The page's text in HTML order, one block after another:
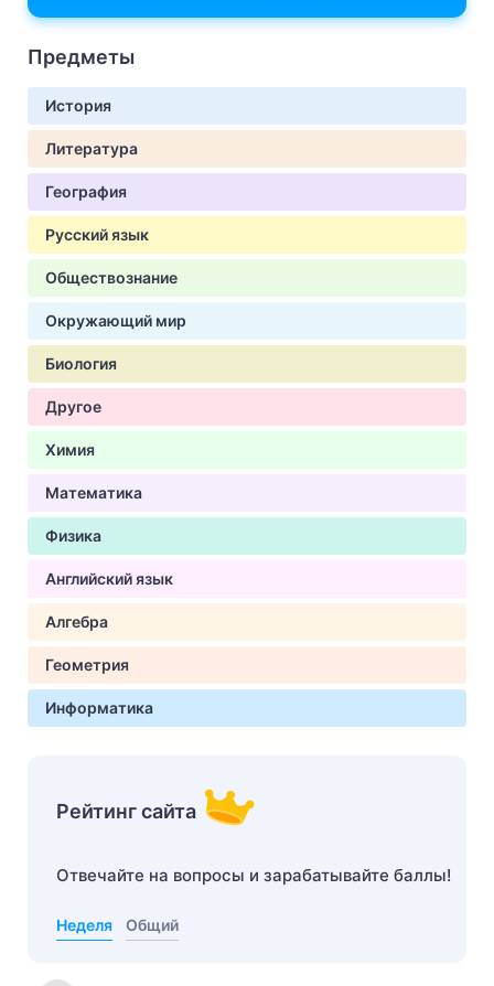
Предметы
История
Литература
География
Русский язык
Обществознание
Окружающий мир
Биология
Другое
Химия
Математика
Физика
Английский язык
Алгебра
Геометрия
Информатика
Рейтинг сайта
Отвечайте на вопросы и зарабатывайте баллы!
Неделя Общий